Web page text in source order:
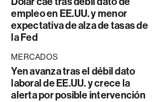
empleo en EE.UU. y menor
expectativa de alza de tasas de
la Fed
MERCADOS
Yen avanza tras el débil dato
laboral de EE.UU. y crece la
alerta por posible intervención